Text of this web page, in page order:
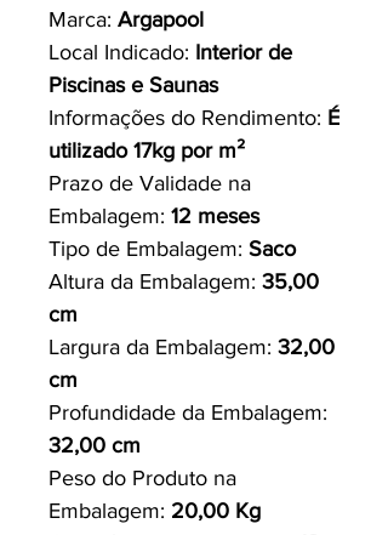
Marca: Argapool
Local Indicado: Interior de
Piscinas e Saunas
Informações do Rendimento: É
utilizado 17kg por m²
Prazo de Validade na
Embalagem: 12 meses
Tipo de Embalagem: Saco
Altura da Embalagem: 35,00
cm
Largura da Embalagem: 32,00
cm
Profundidade da Embalagem:
32,00 cm
Peso do Produto na
Embalagem: 20,00 Kg